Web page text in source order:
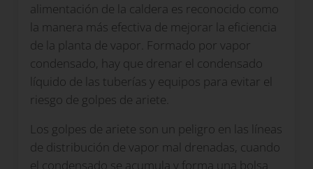
alimentación de la caldera es reconocido como
la manera más efectiva de mejorar la eficiencia
de la planta de vapor. Formado por vapor
condensado, hay que drenar el condensado
líquido de las tuberías y equipos para evitar el
riesgo de golpes de ariete.
Los golpes de ariete son un peligro en las líneas
de distribución de vapor mal drenadas, cuando
el condensado se acumula y forma una bolsa